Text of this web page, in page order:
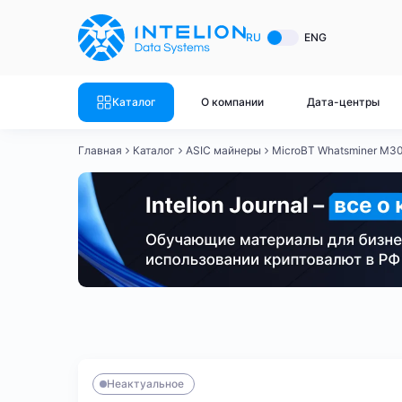
RU ENG
Каталог О компании Дата-центры
ASIC майнеры
Canaan
Innosilicon
Готовый
Готовый
Готовый
Готовый
Готовый
Главная Каталог ASIC майнеры MicroBT Whatsminer
Неактуальное